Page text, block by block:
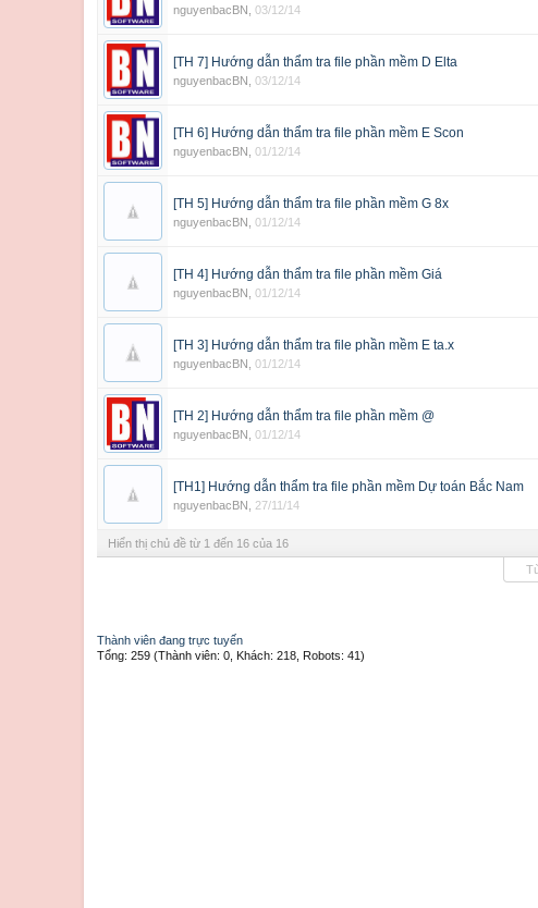
nguyenbacBN 03/12/14
[TH 7] Hướng dẫn thẩm tra file phần mềm D Elta
nguyenbacBN 03/12/14
[TH 6] Hướng dẫn thẩm tra file phần mềm E Scon
nguyenbacBN 01/12/14
[TH 5] Hướng dẫn thẩm tra file phần mềm G 8x
nguyenbacBN 01/12/14
[TH 4] Hướng dẫn thẩm tra file phần mềm Giá
nguyenbacBN 01/12/14
[TH 3] Hướng dẫn thẩm tra file phần mềm E ta.x
nguyenbacBN 01/12/14
[TH 2] Hướng dẫn thẩm tra file phần mềm @
nguyenbacBN 01/12/14
[TH1] Hướng dẫn thẩm tra file phần mềm Dự toán Bắc Nam
nguyenbacBN 27/11/14
Hiển thị chủ đề từ 1 đến 16 của 16
Thành viên đang trực tuyến
Tổng: 259 (Thành viên: 0, Khách: 218, Robots: 41)